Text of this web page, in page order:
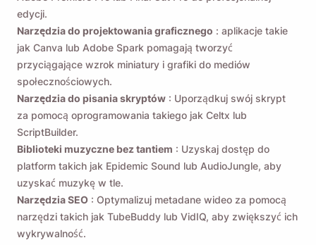
edycji.
Narzędzia do projektowania graficznego : aplikacje takie
jak Canva lub Adobe Spark pomagają tworzyć
przyciągające wzrok miniatury i grafiki do mediów
społecznościowych.
Narzędzia do pisania skryptów : Uporządkuj swój skrypt
za pomocą oprogramowania takiego jak Celtx lub
ScriptBuilder.
Biblioteki muzyczne bez tantiem : Uzyskaj dostęp do
platform takich jak Epidemic Sound lub AudioJungle, aby
uzyskać muzykę w tle.
Narzędzia SEO : Optymalizuj metadane wideo za pomocą
narzędzi takich jak TubeBuddy lub VidIQ, aby zwiększyć ich
wykrywalność.